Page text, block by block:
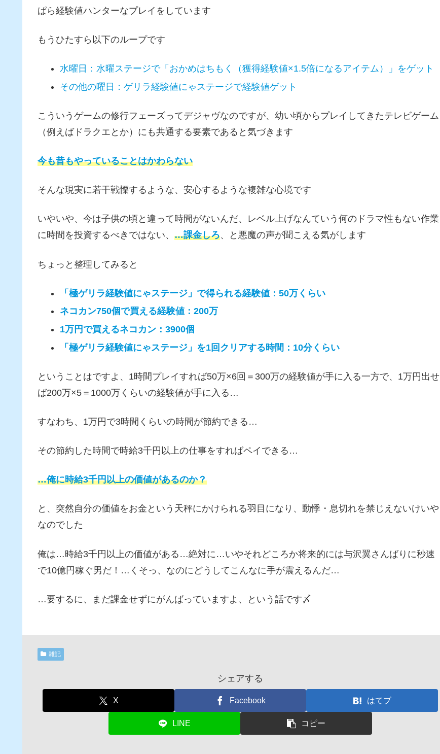
ぱら経験値ハンターなプレイをしています
もうひたすら以下のループです
水曜日：水曜ステージで「おかめはちもく（獲得経験値×1.5倍になるアイテム）」をゲット
その他の曜日：ゲリラ経験値にゃステージで経験値ゲット
こういうゲームの修行フェーズってデジャヴなのですが、幼い頃からプレイしてきたテレビゲーム
（例えばドラクエとか）にも共通する要素であると気づきます
今も昔もやっていることはかわらない
そんな現実に若干戦慄するような、安心するような複雑な心境です
いやいや、今は子供の頃と違って時間がないんだ、レベル上げなんていう何のドラマ性もない作業
に時間を投資するべきではない、 …課金しろ、と悪魔の声が聞こえる気がします
ちょっと整理してみると
「極ゲリラ経験値にゃステージ」で得られる経験値：50万くらい
ネコカン750個で買える経験値：200万
1万円で買えるネコカン：3900個
「極ゲリラ経験値にゃステージ」を1回クリアする時間： 10分くらい
ということはですよ、1時間プレイすれば50万×6回＝300万の経験値が手に入る一方で、1万円出せ
ば200万×5＝1000万くらいの経験値が手に入る…
すなわち、1万円で3時間くらいの時間が節約できる…
その節約した時間で時給3千円以上の仕事をすればペイできる…
…俺に時給3千円以上の価値があるのか？
と、突然自分の価値をお金という天秤にかけられる羽目になり、動悸・息切れを禁じえないけいや
なのでした
俺は…時給3千円以上の価値がある…絶対に…いやそれどころか将来的には与沢翼さんばりに秒速
で10億円稼ぐ男だ！…くそっ、なのにどうしてこんなに手が震えるんだ…
…要するに、まだ課金せずにがんばっていますよ、という話です〆
雑記
シェアする
X Facebook はてブ
LINE コピー